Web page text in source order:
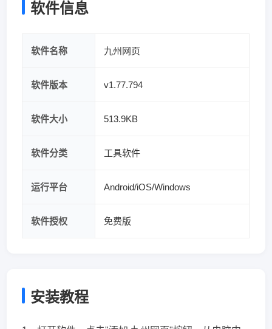
软件信息
软件名称 九州网页
软件版本 v1.77.794
软件大小 513.9KB
软件分类 工具软件
运行平台 Android/iOS/Windows
软件授权 免费版
安装教程